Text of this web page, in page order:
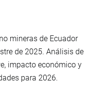
mineras de Ecuador
de 2025. Análisis de
impacto económico y
para 2026.